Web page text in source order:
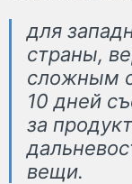
для
страны,
сложным
10 дней
за
вещи.